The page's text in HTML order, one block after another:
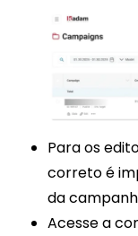
Para os
correto é
da
Acesse a